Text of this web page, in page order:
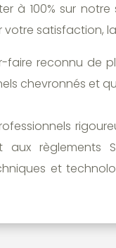
à 100% sur
votre satisfaction,
faire reconnu de
chevronnés et
aux règlements
et